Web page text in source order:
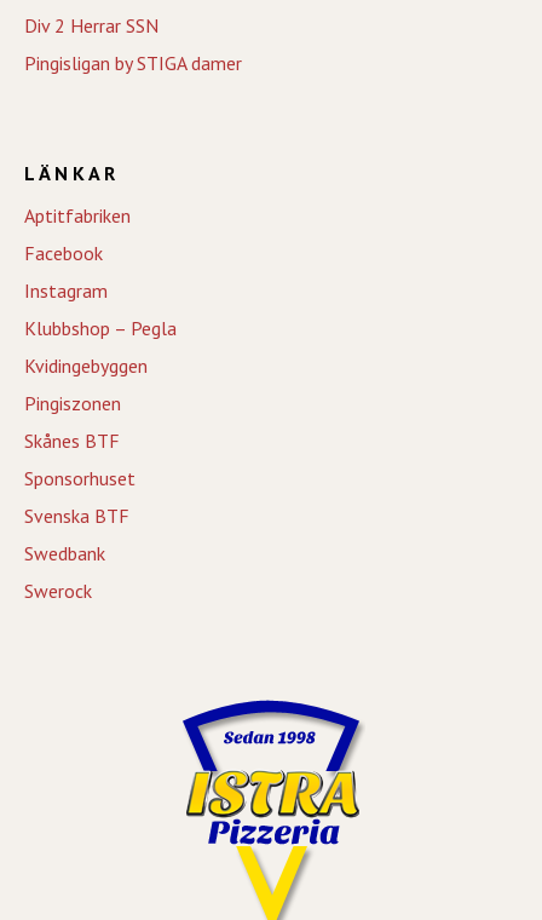
Div 2 Herrar SSN
Pingisligan by STIGA damer
LÄNKAR
Aptitfabriken
Facebook
Instagram
Klubbshop – Pegla
Kvidingebyggen
Pingiszonen
Skånes BTF
Sponsorhuset
Svenska BTF
Swedbank
Swerock